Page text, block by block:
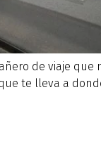
de viaje
te lleva a